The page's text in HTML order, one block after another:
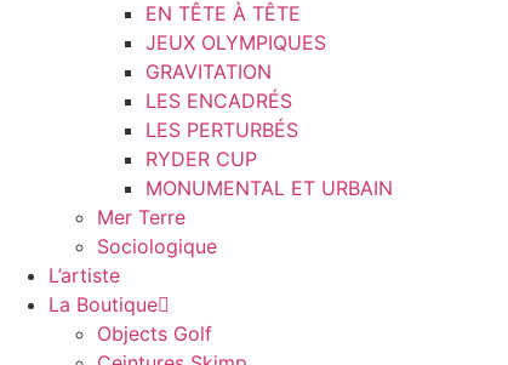
EN TÊTE À TÊTE
JEUX OLYMPIQUES
GRAVITATION
LES ENCADRÉS
LES PERTURBÉS
RYDER CUP
MONUMENTAL ET URBAIN
Mer Terre
Sociologique
L’artiste
La Boutique
Objects Golf